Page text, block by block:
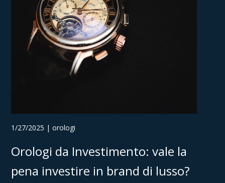
1/27/2025 | orologi
Orologi da Investimento: vale la
pena investire in brand di lusso?